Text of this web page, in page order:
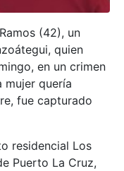
(42), un
quien
en un crimen
mujer quería
fue capturado
residencial Los
Puerto La Cruz,